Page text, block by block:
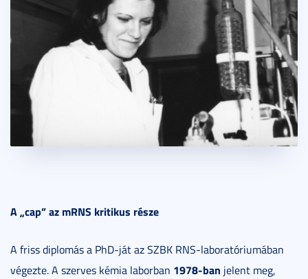
A „cap” az mRNS kritikus része
A friss diplomás a PhD-ját az SZBK RNS-laboratóriumában
végezte. A szerves kémia laborban 1978-ban jelent meg,